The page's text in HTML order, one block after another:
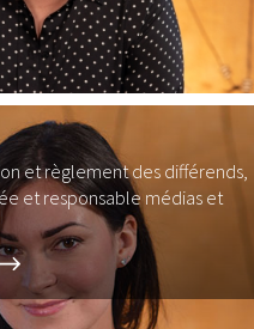
et règlement des différends,
et responsable médias et